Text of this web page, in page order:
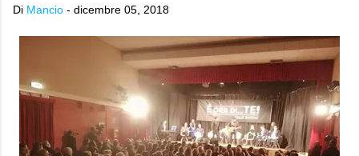
Di Mancio - dicembre 05, 2018